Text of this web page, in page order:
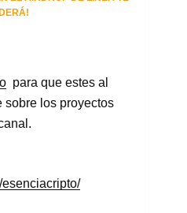
para que estes al
sobre los proyectos
esenciacripto/